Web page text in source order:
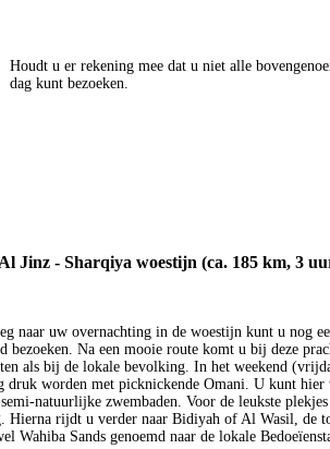
Houdt u er rekening mee dat u niet alle
dag kunt bezoeken.
Jinz - Sharqiya woestijn (ca. 185 km, 3
naar uw overnachting in de woestijn kunt u nog
bezoeken. Na een mooie route komt u bij deze
als bij de lokale bevolking. In het weekend
druk worden met picknickende Omani. U kunt
natuurlijke zwembaden. Voor de leukste
Hierna rijdt u verder naar Bidiyah of Al Wasil, de
Wahiba Sands genoemd naar de lokale